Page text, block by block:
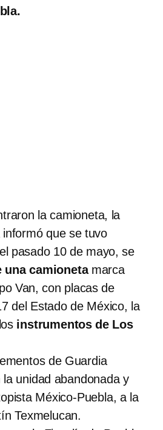
la camioneta, la
que se tuvo
pasado 10 de mayo, se
una camionetamarca
Van, con placas de
del Estado de México, la
instrumentos de Los
de Guardia
unidad abandonada y
México-Puebla, a la
Texmelucan.